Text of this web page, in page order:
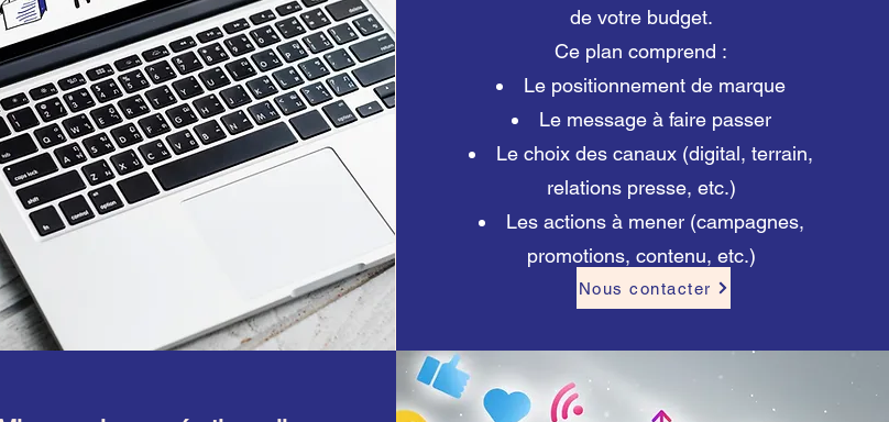
de votre budget.
Ce plan comprend :
Le positionnement de marque
Le message à faire passer
Le choix des canaux (digital, terrain,
relations presse, etc.)
Les actions à mener (campagnes,
promotions, contenu, etc.)
Nous contacter